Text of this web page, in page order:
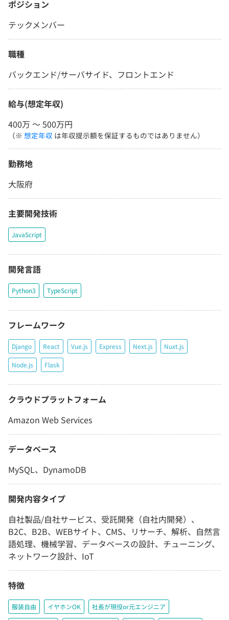
ポジション
テックメンバー
職種
バックエンド/サーバサイド、フロントエンド
給与(想定年収)
400万 〜 500万円
（※ 想定年収 は年収提示額を保証するものではありません）
勤務地
大阪府
主要開発技術
JavaScript
開発言語
Python3 TypeScript
フレームワーク
Django React Vue.js Express Next.js Nuxt.js
Node.js Flask
クラウドプラットフォーム
Amazon Web Services
データベース
MySQL、DynamoDB
開発内容タイプ
自社製品/自社サービス、受託開発（自社内開発）、
B2C、B2B、WEBサイト、CMS、リサーチ、解析、自然言
語処理、機械学習、データベースの設計、チューニング、
ネットワーク設計、IoT
特徴
服装自由 イヤホンOK 社長が現役or元エンジニア